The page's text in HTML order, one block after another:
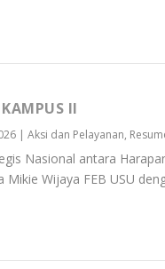
II
|Aksi dan Pelayanan,
Nasional antara
Wijaya FEB USU